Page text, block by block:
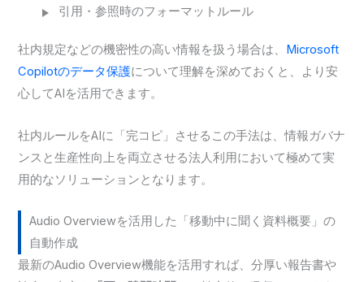
引用・参照時のフォーマットルール
社内規定などの機密性の高い情報を扱う場合は、 Microsoft
Copilotのデータ保護について理解を深めておくと、より安
心してAIを活用できます。
社内ルールをAIに「完コピ」させるこの手法は、情報ガバナ
ンスと生産性向上を両立させる法人利用において極めて実
用的なソリューションとなります。
Audio Overviewを活用した「移動中に聞く資料概要」の
自動作成
最新のAudio Overview機能を活用すれば、分厚い報告書や